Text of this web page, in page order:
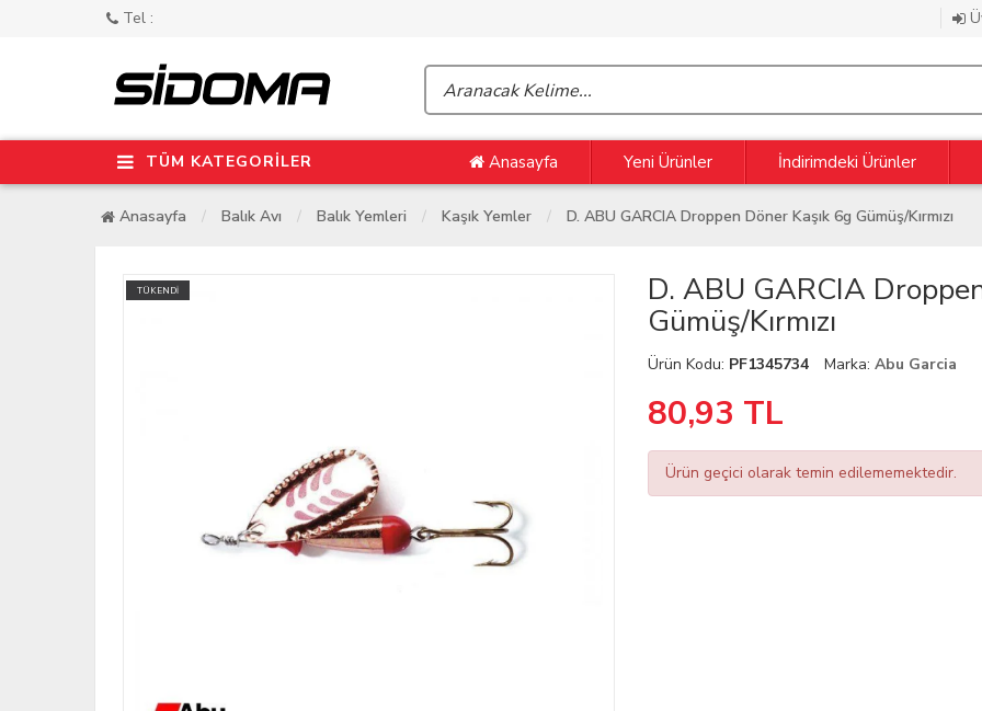
Tel :
TÜM KATEGORİLER Anasayfa Yeni Ürünler İndirimdeki Ürünler
Anasayfa Balık Avı Balık Yemleri Kaşık Yemler D. ABU GARCIA Droppen Döner Kaşık 6g Gümüş/Kırmızı
TÜKENDİ D. ABU GARCIA
Gümüş/Kırmızı
Ürün Kodu: PF1345734 Marka:Abu Garcia
80,93 TL
Ürün geçici olarak temin edilememektedir.